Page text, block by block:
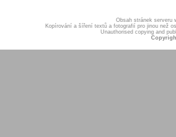
Obsah stránek serveru
Kopírování a šíření textů a fotografií pro jinou než
Unauthorised copying and